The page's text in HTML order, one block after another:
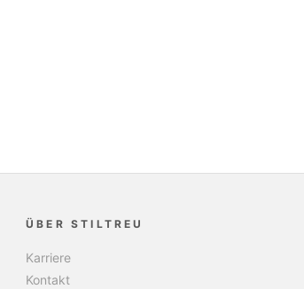
ÜBER STILTREU
Karriere
Kontakt